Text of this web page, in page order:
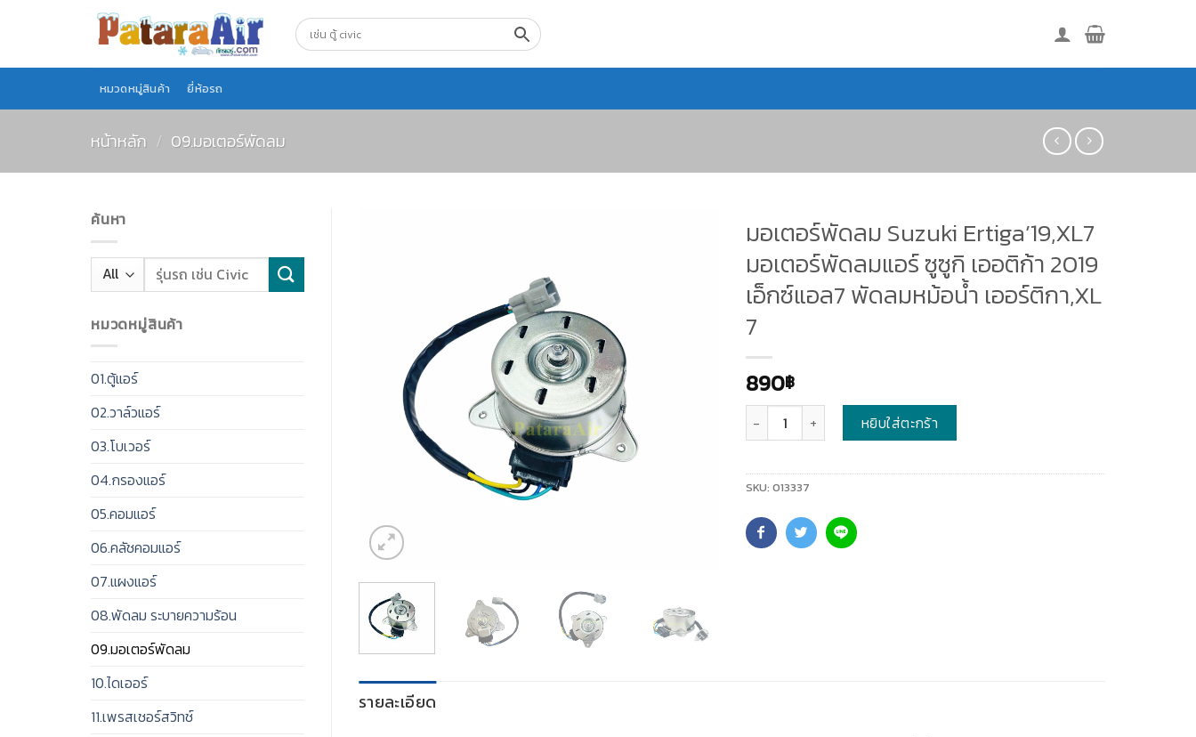
หมวดหมู่สินค้า ยี่ห้อรถ
หน้าหลัก / 09.มอเตอร์พัดลม
ค้นหา
หมวดหมู่สินค้า
01.ตู้แอร์
02.วาล์วแอร์
03.โบเวอร์
04.กรองแอร์
05.คอมแอร์
06.คลัชคอมแอร์
07.แผงแอร์
08.พัดลม ระบายความร้อน
09.มอเตอร์พัดลม
10.ไดเออร์
11.เพรสเชอร์สวิทช์
มอเตอร์พัดลม Suzuki Ertiga’19,XL7
มอเตอร์พัดลมแอร์ ซูซูกิ เออติก้า 2019
เอ็กซ์แอล7 พัดลมหม้อน้ำ เออร์ติกา,XL
7
890฿
หยิบใส่ตะกร้า
SKU: 013337
รายละเอียด